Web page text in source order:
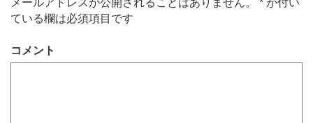
メールアドレスが公開されることはありません。 * が付い
ている欄は必須項目です
コメント